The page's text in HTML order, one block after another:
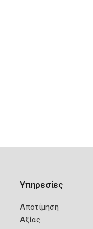
Υπηρεσίες
Αποτίμηση
Αξίας